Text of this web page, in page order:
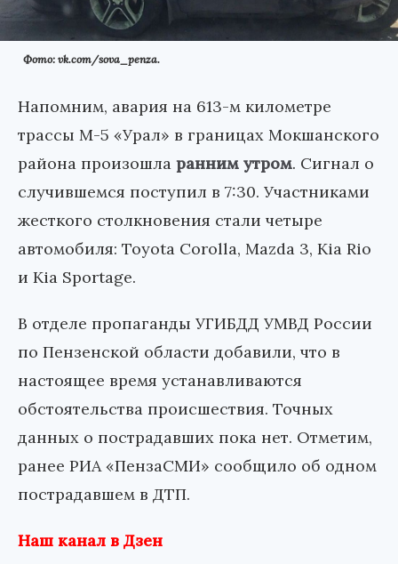
Фото: vk.com/sova_penza.
Напомним, авария на 613-м километре
трассы М-5 «Урал» в границах Мокшанского
района произошла ранним утром. Сигнал о
случившемся поступил в 7:30. Участниками
жесткого столкновения стали четыре
автомобиля: Toyota Corolla, Mazda 3, Kia Rio
и Kia Sportage.
В отделе пропаганды УГИБДД УМВД России
по Пензенской области добавили, что в
настоящее время устанавливаются
обстоятельства происшествия. Точных
данных о пострадавших пока нет. Отметим,
ранее РИА «ПензаСМИ» сообщило об одном
пострадавшем в ДТП.
Наш канал в Дзен